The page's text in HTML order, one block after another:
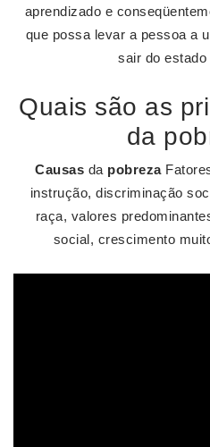
aprendizado e
que possa levar a pessoa a
sair do estado
Quais são as
da
Causas da pobreza
instrução, discriminação
raça, valores
social, crescimento